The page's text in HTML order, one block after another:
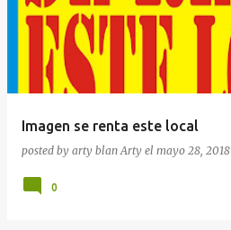
Imagen se renta este local
posted by arty blanArty el mayo 28, 2018
0